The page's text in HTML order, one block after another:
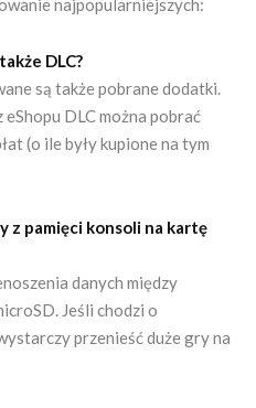
DLC?
są także pobrane dodatki.
DLC można pobrać
(o ile były kupione na tym
z pamięci konsoli na kartę
danych między
Jeśli chodzi o
przenieść duże gry na